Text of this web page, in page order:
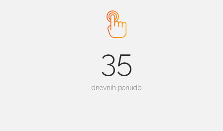
35
dnevnih ponudb